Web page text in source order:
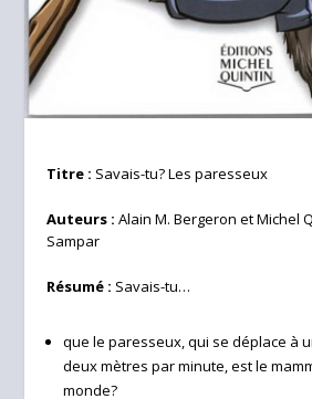
Titre : Savais-tu? Les paresseux
Auteurs : Alain M. Bergeron et Michel
Sampar
Résumé : Savais-tu…
que le paresseux, qui se déplace à
deux mètres par minute, est le
monde?